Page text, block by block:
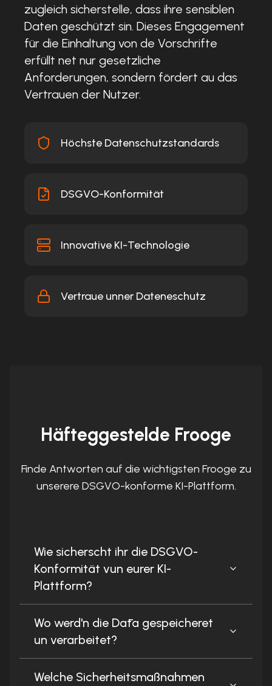
zugleich sicherstelle, dass ihre sensiblen
Daten geschützt sin. Dieses Engagement
für die Einhaltung von de Vorschrifte
erfüllt net nur gesetzliche
Anforderungen, sondern fördert au das
Vertrauen der Nutzer.
Höchste Datenschutzstandards
DSGVO-Konformität
Innovative KI-Technologie
Vertraue unner Dateneschutz
Häfteggestelde Frooge
Finde Antworten auf die wichtigsten Frooge zu
unserere DSGVO-konforme KI-Plattform.
Wie sicherscht ihr die DSGVO-
Konformität vun eurer KI-
Plattform?
Wo werd'n die Dāta gespeicheret
un verarbeitet?
Welche Sicherheitsmaßnahmen